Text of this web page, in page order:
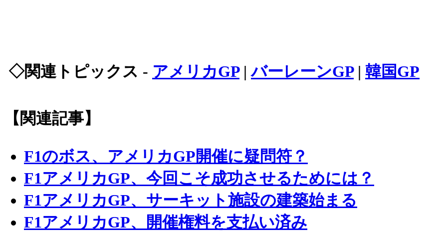
◇関連トピックス - アメリカGP|バーレーンGP| 韓国GP
【関連記事】
F1のボス、アメリカGP開催に疑問符？
F1アメリカGP、今回こそ成功させるためには？
F1アメリカGP、サーキット施設の建築始まる
F1アメリカGP、開催権料を支払い済み